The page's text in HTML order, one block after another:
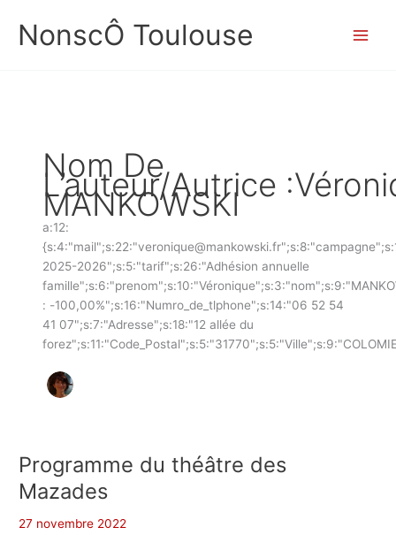
contenu
NonscÔ Toulouse
Nom De
L’auteur/autrice
MANKOWSKI
a:12:
2025-2026";s:5:"tarif";s:26:"Adhésion annuelle
: -100,00%";s:16:"Numro_de_tlphone";s:14:"06 52 54
41 07";s:7:"Adresse";s:18:"12 allée du
Programme du théâtre des
Mazades
27 novembre 2022